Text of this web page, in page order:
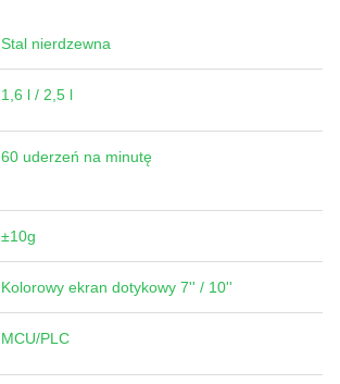
Stal nierdzewna
1,6 l / 2,5 l
60 uderzeń na minutę
±10g
Kolorowy ekran dotykowy 7'' / 10''
MCU/PLC